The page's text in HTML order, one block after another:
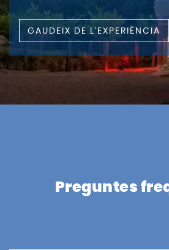
GAUDEIX DE L'EXPERIÈNCIA
Preguntes